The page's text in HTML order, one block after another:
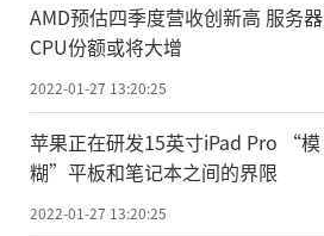
AMD预估四季度营收创新高 服务器
CPU份额或将大增
2022-01-27 13:20:25
苹果正在研发15英寸iPad Pro “模
糊”平板和笔记本之间的界限
2022-01-27 13:20:25